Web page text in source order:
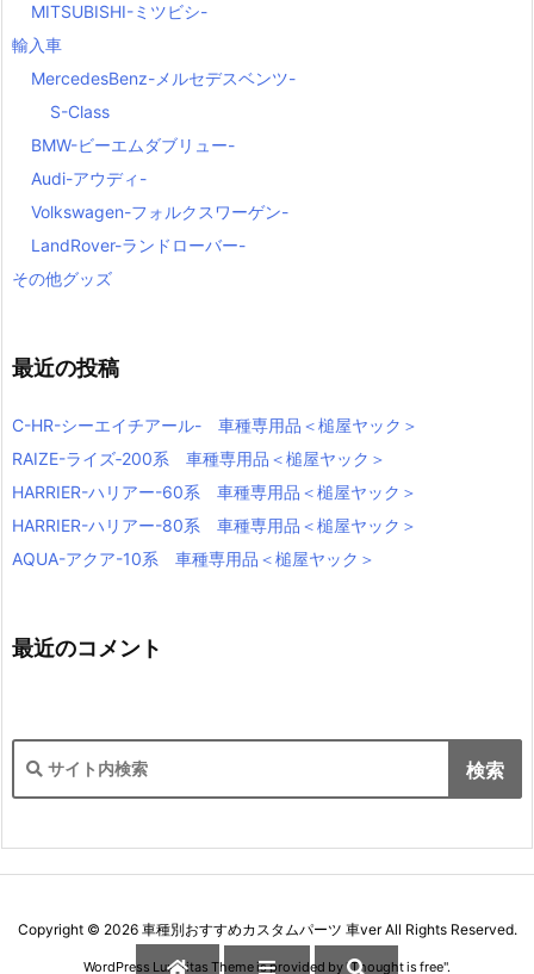
MITSUBISHI-ミツビシ-
輸入車
MercedesBenz-メルセデスベンツ-
S-Class
BMW-ビーエムダブリュー-
Audi-アウディ-
Volkswagen-フォルクスワーゲン-
LandRover-ランドローバー-
その他グッズ
最近の投稿
C-HR-シーエイチアール- 車種専用品＜槌屋ヤック＞
RAIZE-ライズ‐200系 車種専用品＜槌屋ヤック＞
HARRIER-ハリアー-60系 車種専用品＜槌屋ヤック＞
HARRIER-ハリアー-80系 車種専用品＜槌屋ヤック＞
AQUA-アクア-10系 車種専用品＜槌屋ヤック＞
最近のコメント
Copyright © 2026 車種別おすすめカスタムパーツ 車verAll Rights Reserved.
WordPress Luxeritas Theme is provided by "Thought is free".